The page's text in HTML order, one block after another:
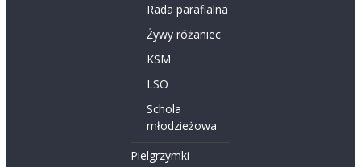
Rada parafialna
Żywy różaniec
KSM
LSO
Schola
młodzieżowa
Pielgrzymki